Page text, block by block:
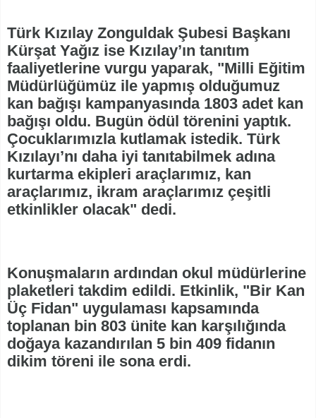
Türk Kızılay Zonguldak Şubesi Başkanı
Kürşat Yağız ise Kızılay’ın tanıtım
faaliyetlerine vurgu yaparak, "Milli Eğitim
Müdürlüğümüz ile yapmış olduğumuz
kan bağışı kampanyasında 1803 adet kan
bağışı oldu. Bugün ödül törenini yaptık.
Çocuklarımızla kutlamak istedik. Türk
Kızılayı’nı daha iyi tanıtabilmek adına
kurtarma ekipleri araçlarımız, kan
araçlarımız, ikram araçlarımız çeşitli
etkinlikler olacak" dedi.
Konuşmaların ardından okul müdürlerine
plaketleri takdim edildi. Etkinlik, "Bir Kan
Üç Fidan" uygulaması kapsamında
toplanan bin 803 ünite kan karşılığında
doğaya kazandırılan 5 bin 409 fidanın
dikim töreni ile sona erdi.